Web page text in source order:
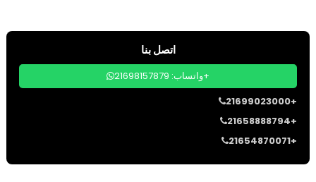
اتصل بنا
واتساب: 21698157879+
21699023000+
21658888794+
21654870071+